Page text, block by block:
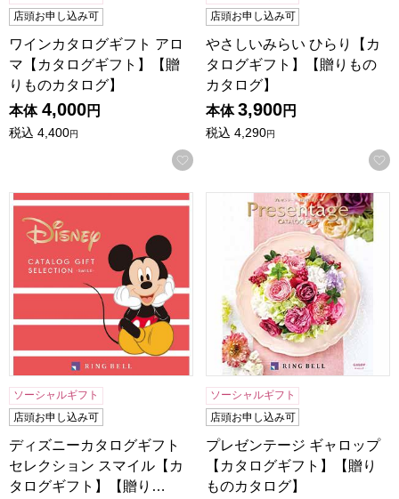
店頭お申し込み可
ワインカタログギフト アロ
マ【カタログギフト】【贈
りものカタログ】
本体 4,000円
税込 4,400円
お気に入りに登録する
店頭お申し込み可
やさしいみらい ひらり【カ
タログギフト】【贈りもの
カタログ】
本体 3,900円
税込 4,290円
ディズニーカタログギフトセレクション スマイル【カタロ
ソーシャルギフト
店頭お申し込み可
ディズニーカタログギフト
セレクション スマイル【カ
タログギフト】【贈り…
プレゼンテージ ギャロップ
ソーシャルギフト
店頭お申し込み可
プレゼンテージ ギャロップ
【カタログギフト】【贈り
ものカタログ】